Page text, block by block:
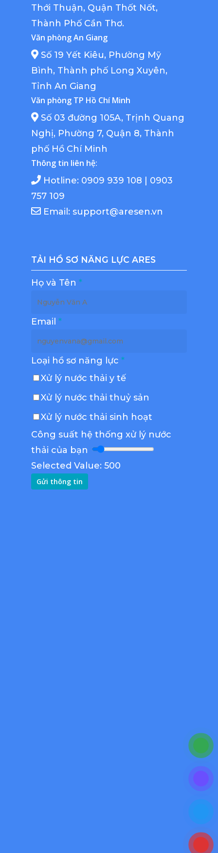
Thới Thuận, Quận Thốt Nốt,
Thành Phố Cần Thơ.
Văn phòng An Giang
Số 19 Yết Kiêu, Phường Mỹ
Bình, Thành phố Long Xuyên,
Tỉnh An Giang
Văn phòng TP Hồ Chí Minh
Số 03 đường 105A, Trịnh Quang
Nghị, Phường 7, Quận 8, Thành
phố Hồ Chí Minh
Thông tin liên hệ:
Hotline: 0909 939 108 | 0903
757 109
Email: support@aresen.vn
TẢI HỒ SƠ NĂNG LỰC ARES
Họ và Tên *
Email *
Loại hồ sơ năng lực *
Xử lý nước thải y tế
Xử lý nước thải thuỷ sản
Xử lý nước thải sinh hoạt
Công suất hệ thống xử lý nước
thải của bạn
Selected Value: 500
Gửi thông tin